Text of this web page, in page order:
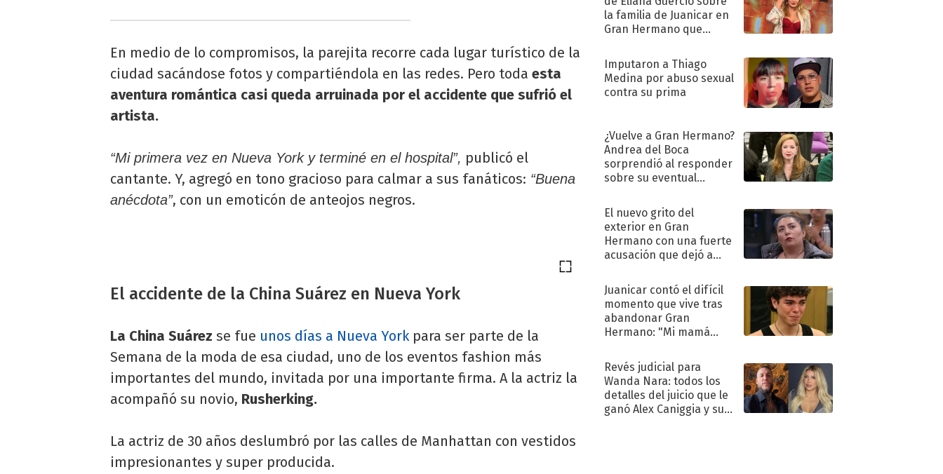
En medio de lo compromisos, la parejita recorre cada lugar turístico de la
ciudad sacándose fotos y compartiéndola en las redes. Pero toda esta
aventura romántica casi queda arruinada por el accidente que sufrió el
artista.
“Mi primera vez en Nueva York y terminé en el hospital”, publicó el
cantante. Y, agregó en tono gracioso para calmar a sus fanáticos: “Buena
anécdota”, con un emoticón de anteojos negros.
El accidente de la China Suárez en Nueva York
La China Suárez se fue unos días a Nueva Yorkpara ser parte de la
Semana de la moda de esa ciudad, uno de los eventos fashion más
importantes del mundo, invitada por una importante firma. A la actriz la
acompañó su novio, Rusherking.
La actriz de 30 años deslumbró por las calles de Manhattan con vestidos
impresionantes y super producida.
la familia de Juanicar en
Gran Hermano que
Imputaron a Thiago
Medina por abuso sexual
contra su prima
¿Vuelve a Gran Hermano?
Andrea del Boca
sorprendió al responder
sobre su eventual
El nuevo grito del
exterior en Gran
Hermano con una fuerte
acusación que dejó a
"Traidora"
Juanicar contó el difícil
momento que vive tras
abandonar Gran
Hermano: "Mi mamá
Revés judicial para
Wanda Nara: todos los
detalles del juicio que le
ganó Alex Caniggia y sus